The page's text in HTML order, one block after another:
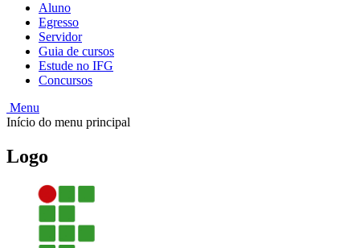
Aluno
Egresso
Servidor
Guia de cursos
Estude no IFG
Concursos
Menu
Início do menu principal
Logo